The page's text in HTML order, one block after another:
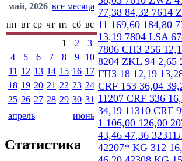
май, 2026 все месяца
пн вт ср чт пт сб вс
1
2
3
4
5 6 7 8 9
10
11 12 13 14 15 16 17
18 19 20 21 22 23 24
25 26 27 28 29 30 31
апрель
июнь
Статистика